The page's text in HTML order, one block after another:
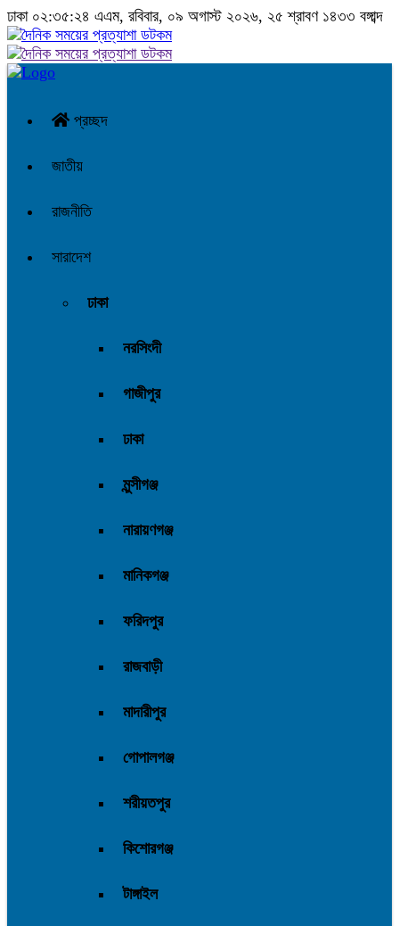
ঢাকা ০২:৩৫:২৫ এএম, রবিবার, ০৯ অগাস্ট ২০২৬, ২৫ শ্রাবণ ১৪৩৩ বঙ্গাব্দ
প্রচ্ছদ
জাতীয়
রাজনীতি
সারাদেশ
ঢাকা
নরসিংদী
গাজীপুর
ঢাকা
মুন্সীগঞ্জ
নারায়ণগঞ্জ
মানিকগঞ্জ
ফরিদপুর
রাজবাড়ী
মাদারীপুর
গোপালগঞ্জ
শরীয়তপুর
কিশোরগঞ্জ
টাঙ্গাইল